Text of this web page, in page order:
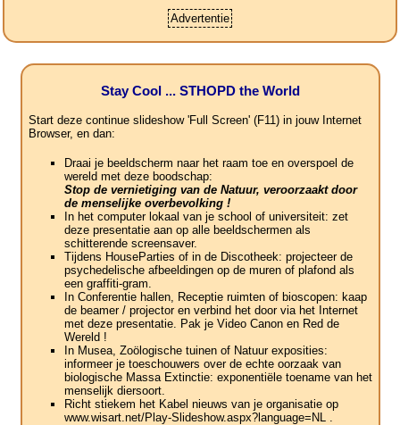
Advertentie
Stay Cool ... STHOPD the World
Start deze continue slideshow 'Full Screen' (F11) in jouw Internet
Browser, en dan:
Draai je beeldscherm naar het raam toe en overspoel de
wereld met deze boodschap:
Stop de vernietiging van de Natuur, veroorzaakt door
de menselijke overbevolking !
In het computer lokaal van je school of universiteit: zet
deze presentatie aan op alle beeldschermen als
schitterende screensaver.
Tijdens HouseParties of in de Discotheek: projecteer de
psychedelische afbeeldingen op de muren of plafond als
een graffiti-gram.
In Conferentie hallen, Receptie ruimten of bioscopen: kaap
de beamer / projector en verbind het door via het Internet
met deze presentatie. Pak je Video Canon en Red de
Wereld !
In Musea, Zoölogische tuinen of Natuur exposities:
informeer je toeschouwers over de echte oorzaak van
biologische Massa Extinctie: exponentiële toename van het
menselijk diersoort.
Richt stiekem het Kabel nieuws van je organisatie op
www.wisart.net/Play-Slideshow.aspx?language=NL .